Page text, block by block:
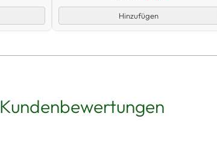
Hinzufügen
Kundenbewertungen